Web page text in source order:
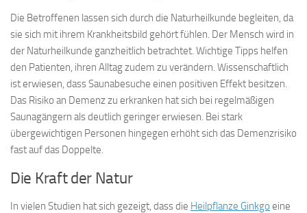
Die Betroffenen lassen sich durch die Naturheilkunde begleiten, da
sie sich mit ihrem Krankheitsbild gehört fühlen. Der Mensch wird in
der Naturheilkunde ganzheitlich betrachtet. Wichtige Tipps helfen
den Patienten, ihren Alltag zudem zu verändern. Wissenschaftlich
ist erwiesen, dass Saunabesuche einen positiven Effekt besitzen.
Das Risiko an Demenz zu erkranken hat sich bei regelmäßigen
Saunagängern als deutlich geringer erwiesen. Bei stark
übergewichtigen Personen hingegen erhöht sich das Demenzrisiko
fast auf das Doppelte.
Die Kraft der Natur
In vielen Studien hat sich gezeigt, dass die Heilpflanze Ginkgo eine